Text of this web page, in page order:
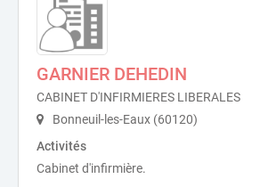
GARNIER DEHEDIN
CABINET D'INFIRMIERES LIBERALES
Bonneuil-les-Eaux (60120)
Activités
Cabinet d'infirmière.